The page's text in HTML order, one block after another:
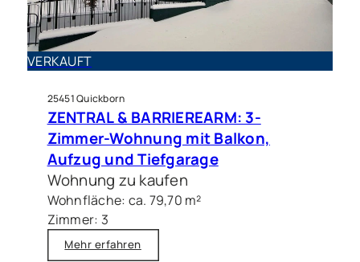
Haus zu kaufen in Quickborn-
Heide
VERKAUFT - Sackgassenlage:
Top gepflegte
Doppelhaushälfte
VERKAUFT
25451 Quickborn
ZENTRAL & BARRIEREARM: 3-
Zimmer-Wohnung mit Balkon,
Aufzug und Tiefgarage
Wohnung zu kaufen
Wohnfläche: ca. 79,70 m²
Zimmer: 3
Mehr erfahren